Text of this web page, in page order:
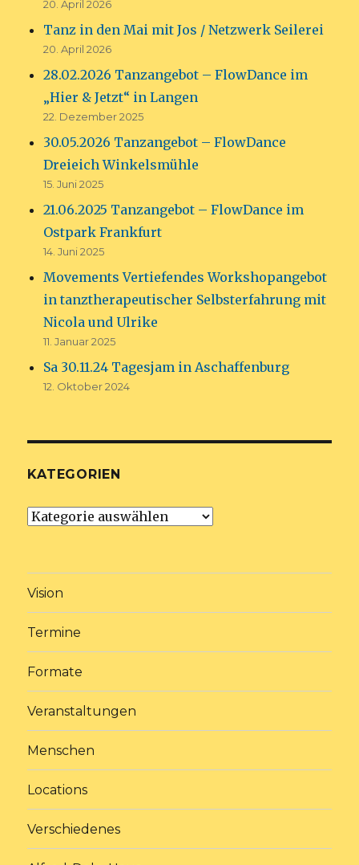
20. April 2026
Tanz in den Mai mit Jos / Netzwerk Seilerei
20. April 2026
28.02.2026 Tanzangebot – FlowDance im
„Hier & Jetzt“ in Langen
22. Dezember 2025
30.05.2026 Tanzangebot – FlowDance
Dreieich Winkelsmühle
15. Juni 2025
21.06.2025 Tanzangebot – FlowDance im
Ostpark Frankfurt
14. Juni 2025
Movements Vertiefendes Workshopangebot
in tanztherapeutischer Selbsterfahrung mit
Nicola und Ulrike
11. Januar 2025
Sa 30.11.24 Tagesjam in Aschaffenburg
12. Oktober 2024
KATEGORIEN
Kategorien
Vision
Termine
Formate
Veranstaltungen
Menschen
Locations
Verschiedenes